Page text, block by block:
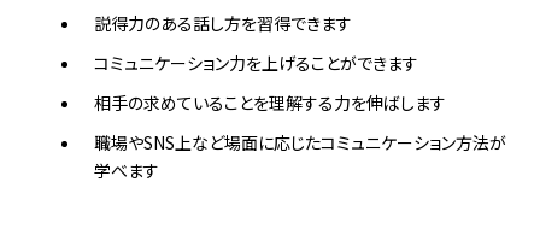
説得力のある話し方を習得できます
コミュニケーション力を上げることができます
相手の求めていることを理解する力を伸ばします
職場やSNS上など場面に応じたコミュニケーション方法が
学べます